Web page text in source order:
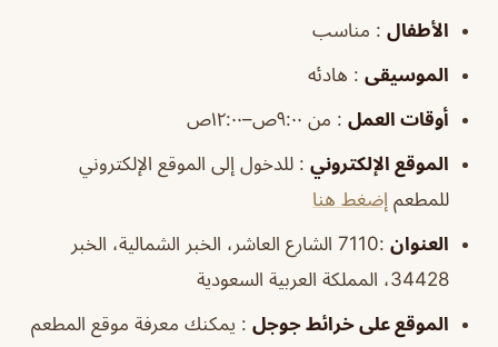
الأطفال : مناسب
الموسيقى : هادئه
أوقات العمل : من ٩:٠٠ص–١٢:٠٠ص
الموقع الإلكتروني : للدخول إلى الموقع الإلكتروني
للمطعم إضغط هنا
العنوان
:7110 الشارع العاشر، الخبر الشمالية، الخبر
34428، المملكة العربية السعودية
الموقع على خرائط جوجل : يمكنك معرفة موقع المطعم